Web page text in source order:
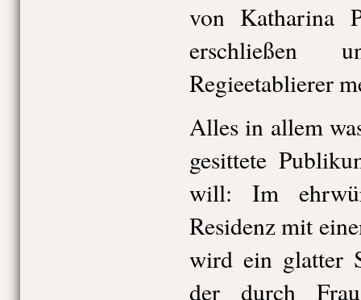
von Katharina
erschließen
Regieetablierer
Alles in allem
gesittete
will: Im
Residenz mit
wird ein glatter
der durch